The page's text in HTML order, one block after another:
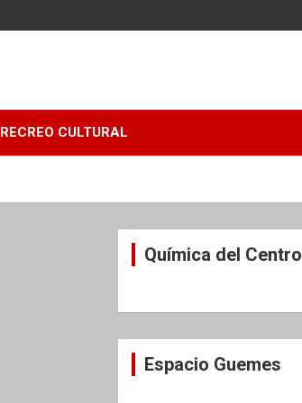
RECREO CULTURAL
Química del Centro
Espacio Guemes